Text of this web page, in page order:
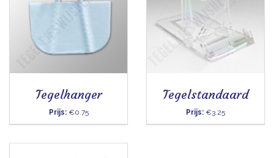
Tegelhanger
Prijs:€0.75
Tegelstandaard
Prijs: €3.25